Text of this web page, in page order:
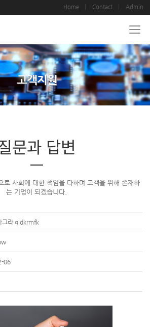
Home Contact Admin
고객지원
문과 답변
로 사회에 대한 책임을 다하며 고객을 위해 존재하
는 기업이 되겠습니다.
그라 qldkrmfk
06